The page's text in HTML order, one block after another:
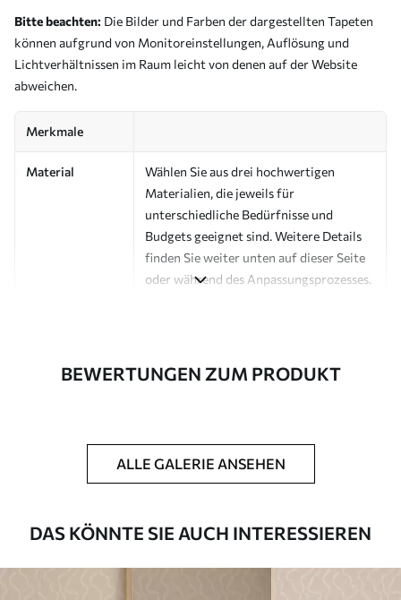
Bitte beachten: Die Bilder und Farben der dargestellten Tapeten
können aufgrund von Monitoreinstellungen, Auflösung und
Lichtverhältnissen im Raum leicht von denen auf der Website
abweichen.
Merkmale
Material
Wählen Sie aus drei hochwertigen
Materialien, die jeweils für
unterschiedliche Bedürfnisse und
Budgets geeignet sind. Weitere Details
finden Sie weiter unten auf dieser Seite
oder während des Anpassungsprozesses.
bis zu 50 cm Breite geliefert.
Optionen
und/oder Tapetenkleber.
BEWERTUNGEN ZUM PRODUKT
ALLE GALERIE ANSEHEN
DAS KÖNNTE SIE AUCH INTERESSIEREN